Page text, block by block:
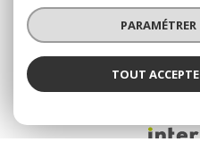
PARAMÉTRER
TOUT